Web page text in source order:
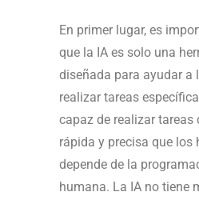
En primer lugar, es
que la IA es solo una
diseñada para ayudar a
realizar tareas
capaz de realizar tareas
rápida y precisa que los
depende de la
humana. La IA no tiene